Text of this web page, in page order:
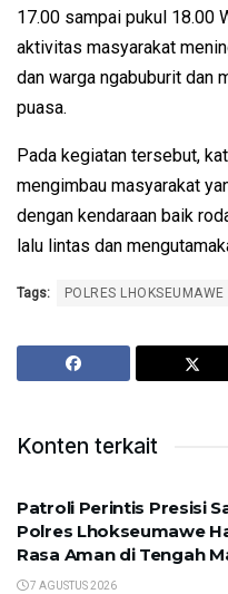
17.00 sampai pukul 18.00
aktivitas masyarakat
dan warga ngabuburit dan
puasa.
Pada kegiatan tersebut,
mengimbau masyarakat
dengan kendaraan baik
lalu lintas dan
Tags: POLRES LHOKSEUMAWE
Konten terkait
Patroli Perintis Presisi
Polres Lhokseumawe
Rasa Aman di Tengah
7 AGUSTUS 2026